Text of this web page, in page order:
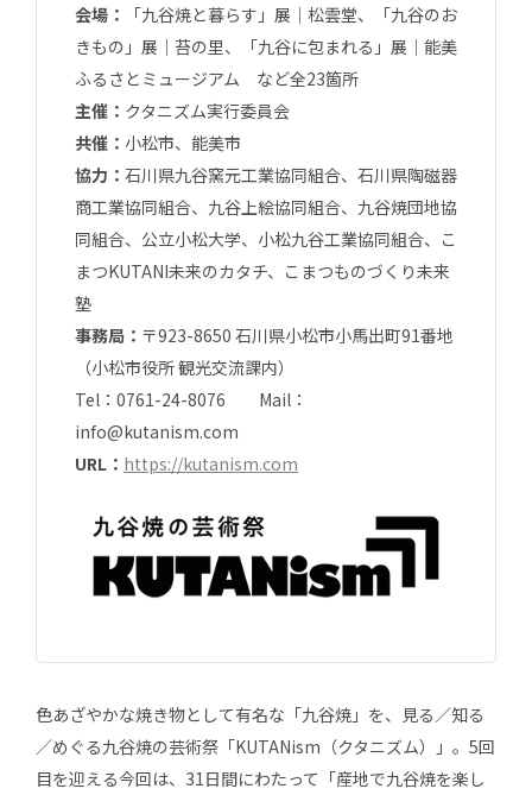
会場：
「九谷焼と暮らす」展｜松雲堂、「九谷のお
きもの」展｜苔の里、「九谷に包まれる」展｜能美
ふるさとミュージアム など全23箇所
主催： クタニズム実行委員会
共催： 小松市、能美市
協力： 石川県九谷窯元工業協同組合、石川県陶磁器
商工業協同組合、九谷上絵協同組合、九谷焼団地協
同組合、公立小松大学、小松九谷工業協同組合、こ
まつKUTANI未来のカタチ、こまつものづくり未来
塾
事務局： 〒923-8650 石川県小松市小馬出町91番地
（小松市役所 観光交流課内）
Tel：0761-24-8076 Mail：
info@kutanism.com
URL： https://kutanism.com
色あざやかな焼き物として有名な「九谷焼」を、見る／知る
／めぐる九谷焼の芸術祭「KUTANism（クタニズム）」。5回
目を迎える今回は、31日間にわたって「産地で九谷焼を楽し